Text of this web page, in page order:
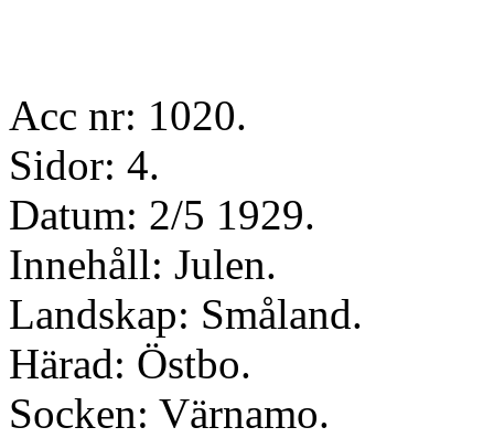
Acc nr: 1020.
Sidor: 4.
Datum: 2/5 1929.
Innehåll: Julen.
Landskap: Småland.
Härad: Östbo.
Socken: Värnamo.